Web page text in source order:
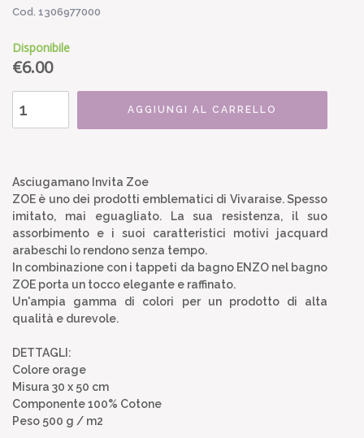
Cod. 1306977000
Disponibile
€6.00
AGGIUNGI AL CARRELLO
Asciugamano Invita Zoe
ZOE è uno dei prodotti emblematici di Vivaraise. Spesso
imitato, mai eguagliato. La sua resistenza, il suo
assorbimento e i suoi caratteristici motivi jacquard
arabeschi lo rendono senza tempo.
In combinazione con i tappeti da bagno ENZO nel bagno
ZOE porta un tocco elegante e raffinato.
Un'ampia gamma di colori per un prodotto di alta
qualità e durevole.
DETTAGLI:
Colore orage
Misura 30 x 50 cm
Componente 100% Cotone
Peso 500 g / m2